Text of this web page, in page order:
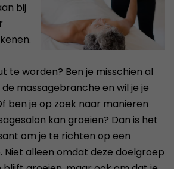
bij
te worden? Ben je misschien al
massagebranche en wil je je
ben je op zoek naar manieren
kan groeien? Dan is het
om je te richten op een
Niet alleen omdat deze doelgroep